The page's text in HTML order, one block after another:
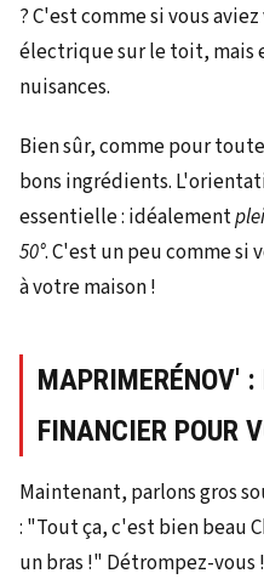
? C'est comme si vous
électrique sur le toit, mais
nuisances.
Bien sûr, comme pour
bons ingrédients.
essentielle : idéalement
50°. C'est un peu comme si
à votre maison !
MAPRIMERÉNOV' :
FINANCIER POUR
Maintenant, parlons gros
: "Tout ça, c'est bien beau
un bras !" Détrompez-vous